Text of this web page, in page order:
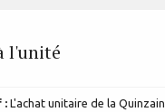
l'unité
: L'achat unitaire de la